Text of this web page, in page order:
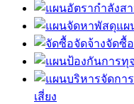
แผ
จัดซื้
เสี่ยง